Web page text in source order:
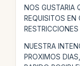
NOS GUSTARIA
REQUISITOS EN
NUESTRA
PROXIMOS